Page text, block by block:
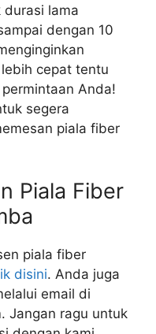
durasi lama
dengan 10
cepat tentu
Anda!
segera
piala fiber
Piala Fiber
piala fiber
disini. Anda juga
email di
Jangan ragu untuk